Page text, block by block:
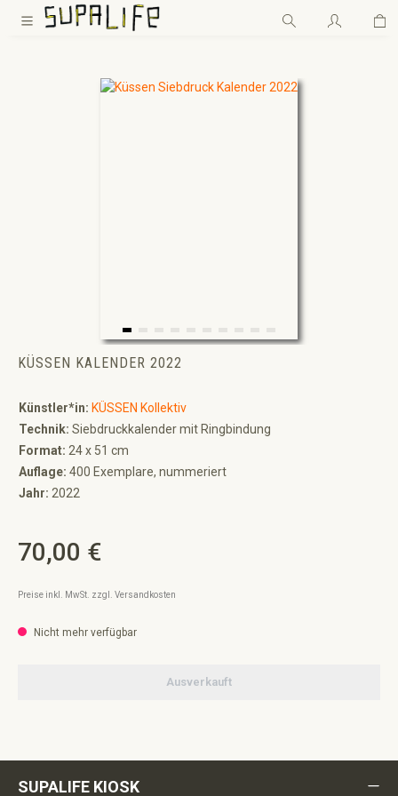
Zum Hauptinhalt springen
KÜSSEN KALENDER 2022
Künstler*in: KÜSSEN Kollektiv
Technik: Siebdruckkalender mit Ringbindung
Format: 24 x 51 cm
Auflage: 400 Exemplare, nummeriert
Jahr: 2022
Regulärer Preis:
70,00 €
Preise inkl. MwSt. zzgl. Versandkosten
Nicht mehr verfügbar
Ausverkauft
SUPALIFE KIOSK